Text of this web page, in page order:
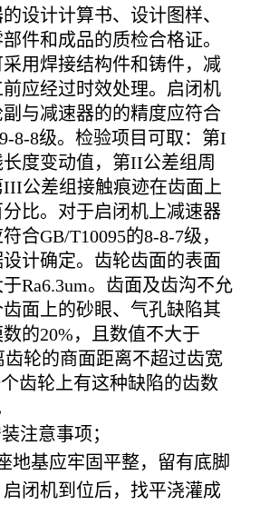
设计计算书、设计图样、
件和成品的质检合格证。
用焊接结构件和铸件，减
应经过时效处理。启闭机
副与减速器的的精度应符合
8-8级。检验项目可取：第I
度变动值，第II公差组周
公差组接触痕迹在齿面上
比。对于启闭机上减速器
合GB/T10095的8-8-7级，
计确定。齿轮齿面的表面
Ra6.3um。齿面及齿沟不允
面上的砂眼、气孔缺陷其
的20%，且数值不大于
齿轮的商面距离不超过齿宽
齿轮上有这种缺陷的齿数
注意事项；
地基应牢固平整，留有底脚
闭机到位后，找平浇灌成